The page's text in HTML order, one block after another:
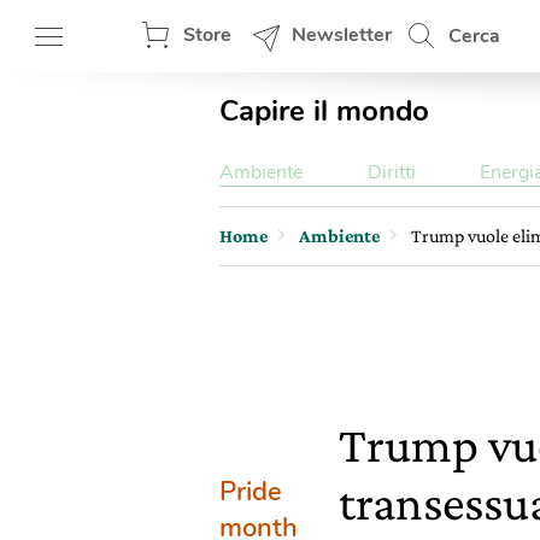
Store Newsletter Cerca
Capire il mondo
Ambiente Diritti
Home Ambiente Trump vuole
Pride
month
Trump